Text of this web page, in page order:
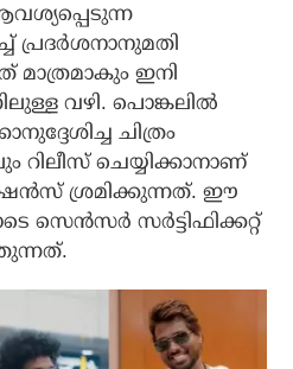
പ്രദര്‍ശനാനുമതി
മാത്രമാകും ഇനി
വഴി. പൊങ്കലില്‍
ചിത്രം
റിലീസ് ചെയ്യിക്കാനാണ്
ശ്രമിക്കുന്നത്. ഈ
സെന്‍സര്‍ സര്‍ട്ടിഫിക്കറ്റ്